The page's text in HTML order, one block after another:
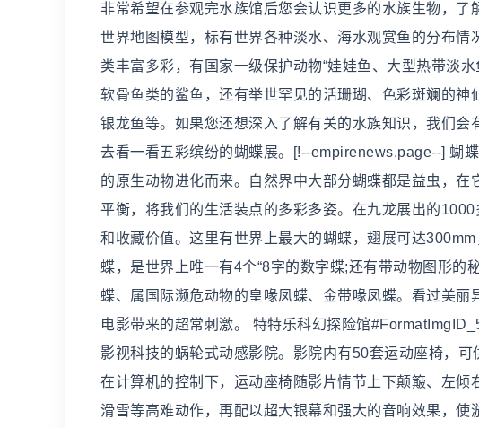
非常希望在参观完水族馆后您会认识更多的水族生物，
世界地图模型，标有世界各种淡水、海水观赏鱼的分布
类丰富多彩，有国家一级保护动物“娃娃鱼、大型热带淡
软骨鱼类的鲨鱼，还有举世罕见的活珊瑚、色彩斑斓的
银龙鱼等。如果您还想深入了解有关的水族知识，我们
去看一看五彩缤纷的蝴蝶展。[!--empirenews.page--] 蝴
的原生动物进化而来。自然界中大部分蝴蝶都是益虫，
平衡，将我们的生活装点的多彩多姿。在九龙展出的
和收藏价值。这里有世界上最大的蝴蝶，翅展可达
蝶，是世界上唯一有4个“8字的数字蝶;还有带动物图形的
蝶、属国际濒危动物的皇喙凤蝶、金带喙凤蝶。看过美
电影带来的超常刺激。 特特乐科幻探险馆
影视科技的蜗轮式动感影院。影院内有50套运动座椅，
在计算机的控制下，运动座椅随影片情节上下颠簸、左
滑雪等高难动作，再配以超大银幕和强大的音响效果，